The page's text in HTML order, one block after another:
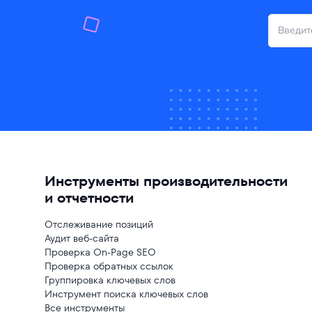
Инструменты производительности
и отчетности
Отслеживание позиций
Аудит веб-сайта
Проверка On-Page SEO
Проверка обратных ссылок
Группировка ключевых слов
Инструмент поиска ключевых слов
Все инструменты